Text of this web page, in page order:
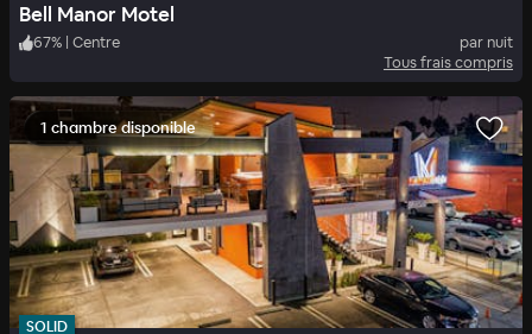
Bell Manor Motel
67% | Centre
par nuit
Tous frais compris
1 chambre disponible
SOLID